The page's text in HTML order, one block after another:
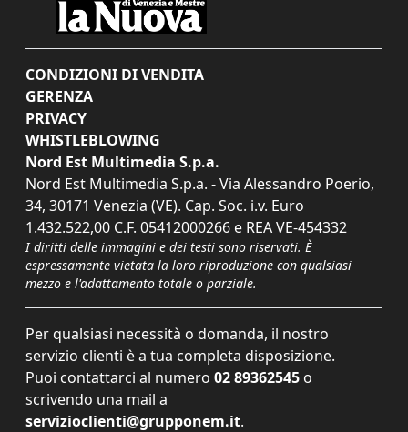
CONDIZIONI DI VENDITA
GERENZA
PRIVACY
WHISTLEBLOWING
Nord Est Multimedia S.p.a.
Nord Est Multimedia S.p.a. - Via Alessandro Poerio,
34, 30171 Venezia (VE). Cap. Soc. i.v. Euro
1.432.522,00 C.F. 05412000266 e REA VE-454332
I diritti delle immagini e dei testi sono riservati. È
espressamente vietata la loro riproduzione con qualsiasi
mezzo e l'adattamento totale o parziale.
Per qualsiasi necessità o domanda, il nostro
servizio clienti è a tua completa disposizione.
Puoi contattarci al numero 02 89362545 o
scrivendo una mail a
servizioclienti@grupponem.it.